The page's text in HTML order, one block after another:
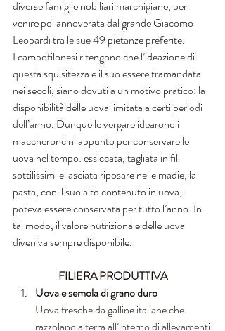
diverse famiglie nobiliari marchigiane, per
venire poi annoverata dal grande Giacomo
Leopardi tra le sue 49 pietanze preferite.
I campofilonesi ritengono che l’ideazione di
questa squisitezza e il suo essere tramandata
nei secoli, siano dovuti a un motivo pratico: la
disponibilità delle uova limitata a certi periodi
dell’anno. Dunque le vergare idearono i
maccheroncini appunto per conservare le
uova nel tempo: essiccata, tagliata in fili
sottilissimi e lasciata riposare nelle madie, la
pasta, con il suo alto contenuto in uova,
poteva essere conservata per tutto l’anno. In
tal modo, il valore nutrizionale delle uova
diveniva sempre disponibile.
FILIERA PRODUTTIVA
Uova e semola di grano duro
Uova fresche da galline italiane che
razzolano a terra all’interno di allevamenti